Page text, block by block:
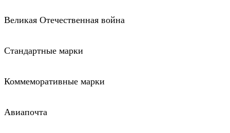
Великая Отечественная война
Стандартные марки
Коммеморативные марки
Авиапочта